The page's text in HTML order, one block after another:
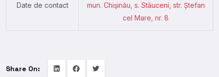
Date de contact
mun. Chişinău, s. Stăuceni, str. Ștefan
cel Mare, nr. 8
Share On: